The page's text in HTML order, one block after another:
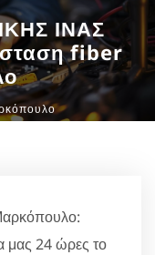
ΙΝΑΣ
fiber
μας 24 ώρες το